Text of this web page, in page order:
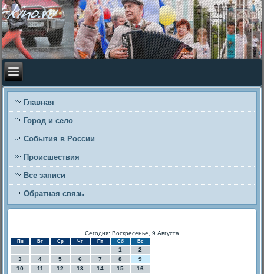
Главная
Город и село
События в России
Происшествия
Все записи
Обратная связь
Сегодня: Воскресенье, 9 Августа
Пн Вт Ср Чт Пт Сб Вс
1
2
3
4 5 6 7 8
9
10
11 12 13 14 15
16